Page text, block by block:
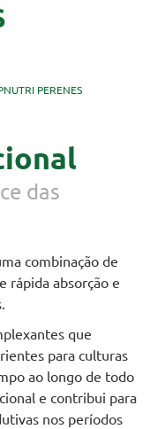
PERENES
das
combinação de
rápida absorção e
que
para culturas
ao longo de todo
e contribui para
nos períodos